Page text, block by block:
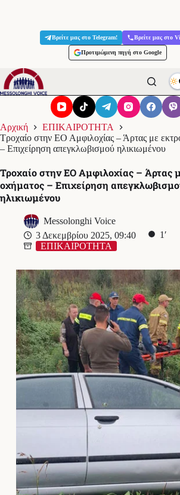
Βρείτε μας στο Telegram! Βρείτε μας στο
Προτιμώμενη πηγή στο Google
Αρχική
ΕΠΙΚΑΙΡΟΤΗΤΑ
Τροχαίο στην ΕΟ Αμφιλοχίας – Άρτας με
– Επιχείρηση απεγκλωβισμού ηλικιωμένου
Τροχαίο στην ΕΟ Αμφιλοχίας – Άρτας
οχήματος – Επιχείρηση
ηλικιωμένου
Messolonghi Voice
3 Δεκεμβρίου 2025, 09:40
1′
ΕΠΙΚΑΙΡΟΤΗΤΑ